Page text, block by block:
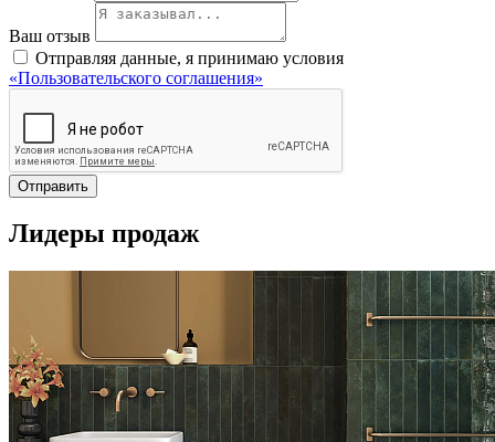
Ваш отзыв
Отправляя данные, я принимаю условия
«Пользовательского соглашения»
Отправить
Лидеры продаж